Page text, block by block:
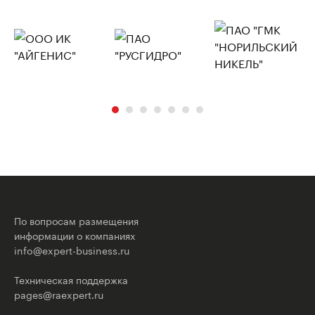
По вопросам размещения
информации о компаниях
info@expert-business.ru
Техническая поддержка
pages@raexpert.ru